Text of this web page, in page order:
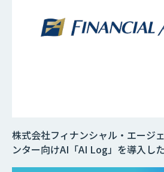
株式会社フィナンシャル・エージ
ンター向けAI「AI Log」を導入し